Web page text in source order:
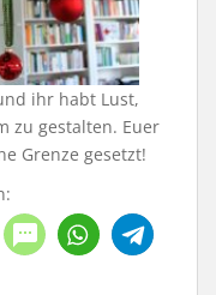
ihr habt Lust,
zu gestalten. Euer
Grenze gesetzt!